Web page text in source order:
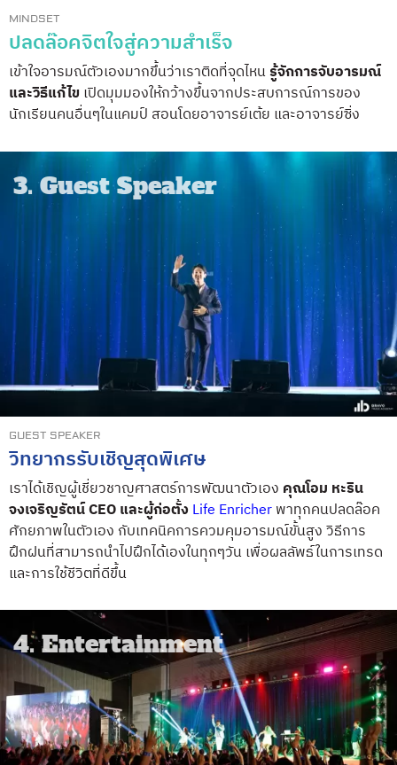
MINDSET
ปลดล๊อคจิตใจสู่ความสำเร็จ
เข้าใจอารมณ์ตัวเองมากขึ้นว่าเราติดที่จุดไหนรู้จักการจับอารมณ์
และวิธีแก้ไขเปิดมุมมองให้กว้างขึ้นจากประสบการณ์การของ
นักเรียนคนอื่นๆในแคมป์ สอนโดยอาจารย์เต้ย และอาจารย์ซิ่ง
GUEST SPEAKER
วิทยากรรับเชิญสุดพิเศษ
เราได้เชิญผู้เชี่ยวชาญศาสตร์การพัฒนาตัวเอง คุณโอม หะริน
จงเจริญรัตน์CEO และผู้ก่อตั้งLife Enricherพาทุกคนปลดล๊อค
ศักยภาพในตัวเอง กับเทคนิคการควมคุมอารมณ์ขั้นสูง วิธีการ
ฝึกฝนที่สามารถนำไปฝึกได้เองในทุกๆวัน เพื่อผลลัพธ์ในการเทรด
และการใช้ชีวิตที่ดีขึ้น
3. Guest Speaker
4. Entertainment